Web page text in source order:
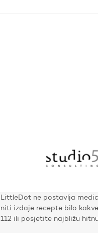
LittleDot ne postavlja
niti izdaje recepte bilo
112 ili posjetite najbližu